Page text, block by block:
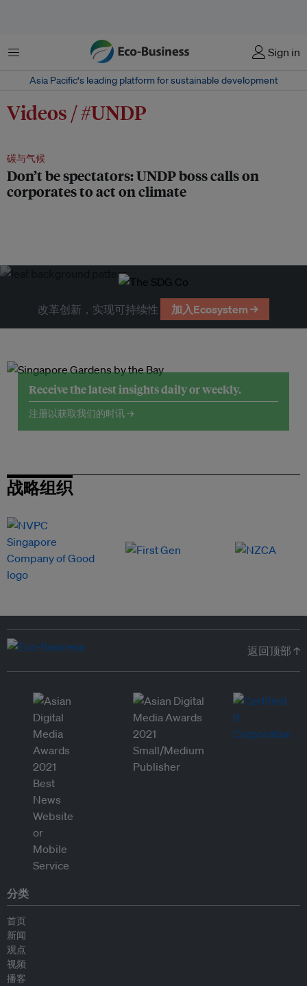
菜单 Sign in
Asia Pacific‘s leading platform for sustainable development
Videos / #UNDP
碳与气候
Don’t be spectators: UNDP boss calls on
corporates to act on climate
改革创新，实现可持续性 加入Ecosystem →
Receive the latest insights daily or weekly.
注册以获取我们的时讯 →
战略组织
返回顶部 ↑
分类
首页
新闻
观点
视频
播客